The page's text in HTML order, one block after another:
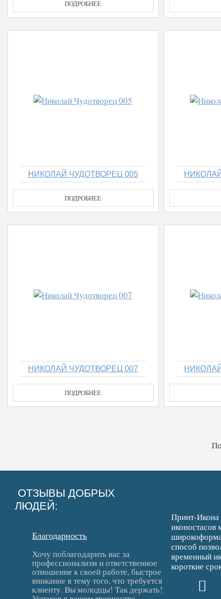
ПОДРОБНЕЕ
НИКОЛАЙ ЧУДОТВОРЕЦ 005
ПОДРОБНЕЕ
НИКОЛАЙ ЧУДОТВОРЕЦ 007
ПОДРОБНЕЕ
ОТЗЫВЫ ДОБРЫХ
ЛЮДЕЙ:
Благодарность
Хочу поблагодарить вас за
профессионализм и ответственное
отношение к своей работе, быстрое
вникание в тему того, что требуется
клиенту. Вы молодцы! Так держать!
Принт-Икона
иконостасов
способ
временный
короткие